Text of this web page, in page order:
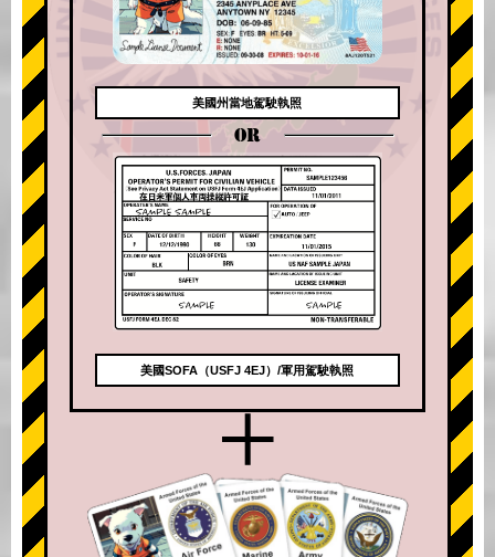
美國州當地駕駛執照
OR
美國SOFA（USFJ 4EJ）/軍用駕駛執照
+